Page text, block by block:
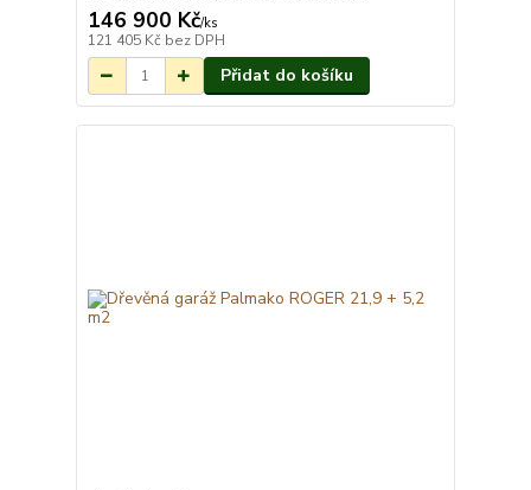
146 900 Kč/ks
121 405 Kč bez DPH
Přidat do košíku